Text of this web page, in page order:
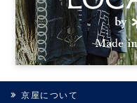
京屋について